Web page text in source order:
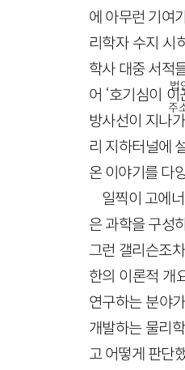
에 아무런 기여
리학자 수지 시
학사 대중 서적
어 ‘호기심이
방사선이 지나
리 지하터널에
온 이야기를 다
일찍이 고에
은 과학을 구성
그런 갤리슨조
한의 이론적 개
연구하는 분야
개발하는 물리
고 어떻게 판단
법
주